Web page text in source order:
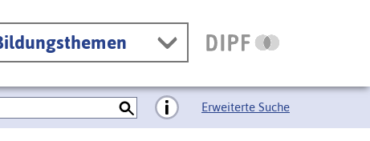
Erweiterte Suche